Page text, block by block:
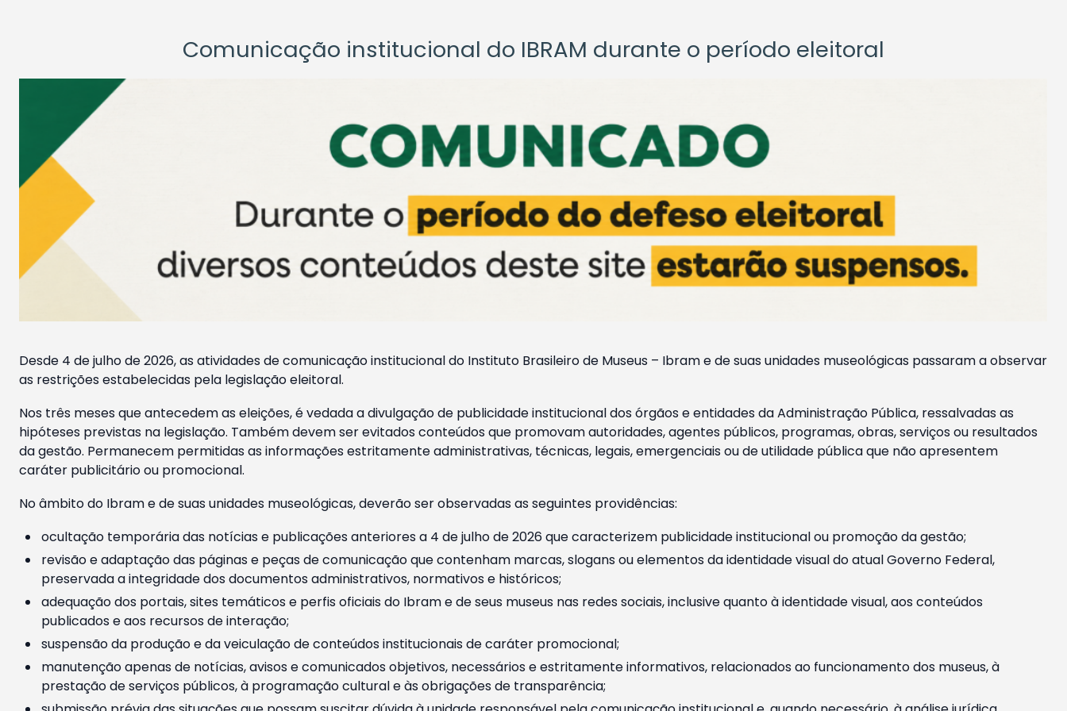
Comunicação institucional do IBRAM durante o período eleitoral
Desde 4 de julho de 2026, as atividades de comunicação institucional do Instituto Brasileiro de Museus – Ibram e de suas unidades museológicas passaram a observar
as restrições estabelecidas pela legislação eleitoral.
Nos três meses que antecedem as eleições, é vedada a divulgação de publicidade institucional dos órgãos e entidades da Administração Pública, ressalvadas as
hipóteses previstas na legislação. Também devem ser evitados conteúdos que promovam autoridades, agentes públicos, programas, obras, serviços ou resultados
da gestão. Permanecem permitidas as informações estritamente administrativas, técnicas, legais, emergenciais ou de utilidade pública que não apresentem
caráter publicitário ou promocional.
No âmbito do Ibram e de suas unidades museológicas, deverão ser observadas as seguintes providências:
ocultação temporária das notícias e publicações anteriores a 4 de julho de 2026 que caracterizem publicidade institucional ou promoção da gestão;
revisão e adaptação das páginas e peças de comunicação que contenham marcas, slogans ou elementos da identidade visual do atual Governo Federal,
preservada a integridade dos documentos administrativos, normativos e históricos;
adequação dos portais, sites temáticos e perfis oficiais do Ibram e de seus museus nas redes sociais, inclusive quanto à identidade visual, aos conteúdos
publicados e aos recursos de interação;
suspensão da produção e da veiculação de conteúdos institucionais de caráter promocional;
manutenção apenas de notícias, avisos e comunicados objetivos, necessários e estritamente informativos, relacionados ao funcionamento dos museus, à
prestação de serviços públicos, à programação cultural e às obrigações de transparência;